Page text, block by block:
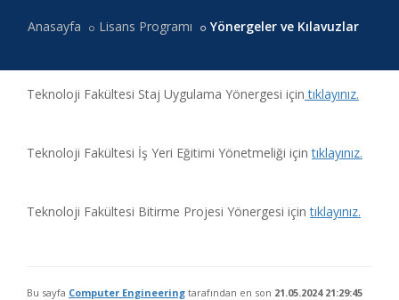
Anasayfa Lisans Programı Yönergeler ve Kılavuzlar
Teknoloji Fakültesi Staj Uygulama Yönergesi için tıklayınız.
Teknoloji Fakültesi İş Yeri Eğitimi Yönetmeliği içintıklayınız.
Teknoloji Fakültesi Bitirme Projesi Yönergesi içintıklayınız.
Bu sayfa Computer Engineering tarafından en son 21.05.2024 21:29:45